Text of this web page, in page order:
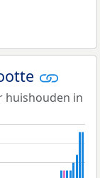
huishouden in